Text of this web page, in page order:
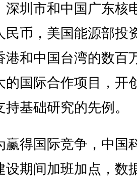
深圳市和中国广东核
民币，美国能源部投
港和中国台湾的数百
的国际合作项目，开
持基础研究的先例。
国际竞争，中国
设期间加班加点，数